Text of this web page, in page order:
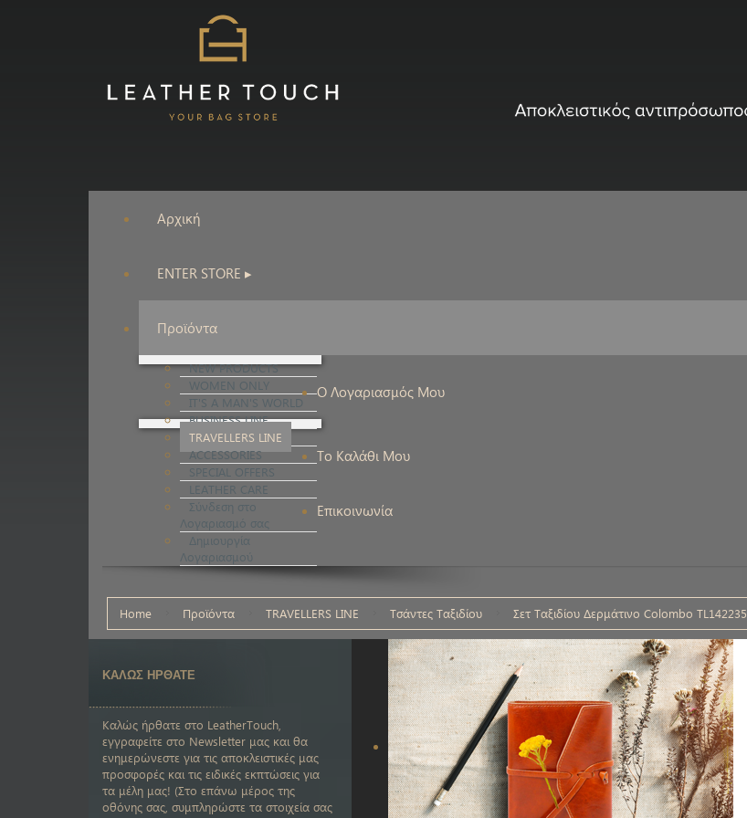
Αρχική
ENTER STORE ▸
Προϊόντα
NEW PRODUCTS
WOMEN ONLY
IT'S A MAN'S WORLD
BUSINESS LINE
TRAVELLERS LINE
ACCESSORIES
SPECIAL OFFERS
LEATHER CARE
Ο Λογαριασμός Μου
Σύνδεση στο
Λογαριασμό σας
Δημιουργία
Λογαριασμού
Το Καλάθι Μου
Επικοινωνία
Home Προϊόντα TRAVELLERS LINE Τσάντες Ταξιδίου Σετ Ταξιδίου Δερμάτινο Colombo TL142235
ΚΑΛΩΣ ΗΡΘΑΤΕ
Καλώς ήρθατε στο LeatherTouch,
εγγραφείτε στο Newsletter μας και θα
ενημερώνεστε για τις αποκλειστικές μας
προσφορές και τις ειδικές εκπτώσεις για
τα μέλη μας! (Στο επάνω μέρος της
οθόνης σας, συμπληρώστε τα στοιχεία σας